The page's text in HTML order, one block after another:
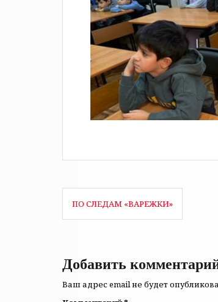
Навигация
по
ПО СЛЕДАМ «ВАРЕЖКИ»
Добавить
Ваш адрес email не будет